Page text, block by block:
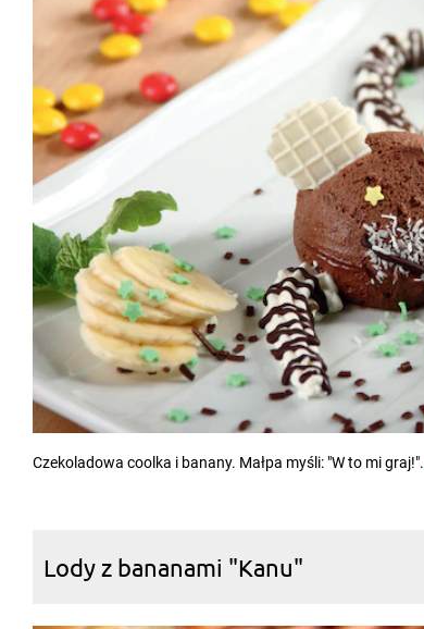
Czekoladowa coolka i banany. Małpa myśli: "W to mi graj!".
Lody z bananami "Kanu"